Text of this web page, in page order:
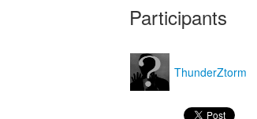
Participants
ThunderZtorm